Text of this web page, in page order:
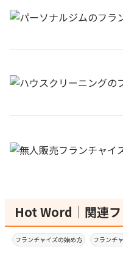
Hot Word｜関連フ
フランチャイズの始め方 フランチ